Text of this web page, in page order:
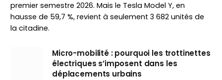
premier semestre 2026. Mais le Tesla Model Y, en
hausse de 59,7 %, revient à seulement 3 682 unités de
la citadine.
Micro-mobilité : pourquoi les trottinettes
électriques s’imposent dans les
déplacements urbains